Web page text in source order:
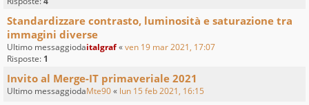
Standardizzare contrasto, luminosità e saturazione tra
immagini diverse
Ultimo messaggiodaitalgraf«ven 19 mar 2021, 17:07
Risposte: 1
Invito al Merge-IT primaveriale 2021
Ultimo messaggiodaMte90« lun 15 feb 2021, 16:15